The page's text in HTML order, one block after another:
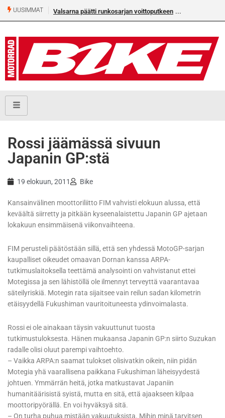
UUSIMMAT Valsarna päätti runkosarjan voittoputkeen
Rossi jäämässä sivuun
Japanin GP:stä
19 elokuun, 2011 Bike
Kansainvälinen moottoriliitto FIM vahvisti elokuun alussa, että
keväältä siirretty ja pitkään kyseenalaistettu Japanin GP ajetaan
lokakuun ensimmäisenä viikonvaihteena.
FIM perusteli päätöstään sillä, että sen yhdessä MotoGP-sarjan
kaupalliset oikeudet omaavan Dornan kanssa ARPA-
tutkimuslaitoksella teettämä analysointi on vahvistanut ettei
Motegissa ja sen lähistöllä ole ilmennyt terveyttä vaarantavaa
säteilyriskiä. Motegin rata sijaitsee vain reilun sadan kilometrin
etäisyydellä Fukushiman vauritoituneesta ydinvoimalasta.
Rossi ei ole ainakaan täysin vakuuttunut tuosta
tutkimustuloksesta. Hänen mukaansa Japanin GP:n siirto Suzukan
radalle olisi oluut parempi vaihtoehto.
– Vaikka ARPA:n saamat tulokset olisivatkin oikein, niin pidän
Motegia yhä vaarallisena paikkana Fukushiman läheisyydestä
johtuen. Ymmärrän heitä, jotka matkustavat Japaniin
humanitäärisistä syistä, mutta en sitä, että ajaakseen kilpaa
moottoripyörällä. En voi hyväksyä sitä.
– On turha puhua mistään vakuutuksista. Mihin minä tarvitsen